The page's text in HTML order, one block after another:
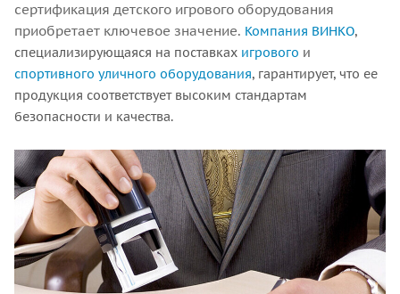
сертификация детского игрового оборудования
приобретает ключевое значение. Компания ВИНКО,
специализирующаяся на поставках игрового и
спортивного уличного оборудования, гарантирует, что ее
продукция соответствует высоким стандартам
безопасности и качества.